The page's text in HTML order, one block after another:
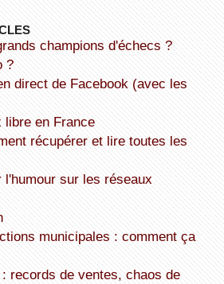
champions d'échecs ?
?
libre en France